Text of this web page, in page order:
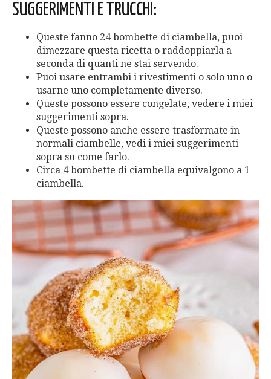
SUGGERIMENTI E TRUCCHI:
Queste fanno 24 bombette di ciambella, puoi
dimezzare questa ricetta o raddoppiarla a
seconda di quanti ne stai servendo.
Puoi usare entrambi i rivestimenti o solo uno o
usarne uno completamente diverso.
Queste possono essere congelate, vedere i miei
suggerimenti sopra.
Queste possono anche essere trasformate in
normali ciambelle, vedi i miei suggerimenti
sopra su come farlo.
Circa 4 bombette di ciambella equivalgono a 1
ciambella.